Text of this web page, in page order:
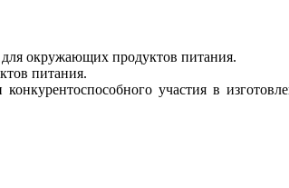
окружающих продуктов питания.
питания.
участия в